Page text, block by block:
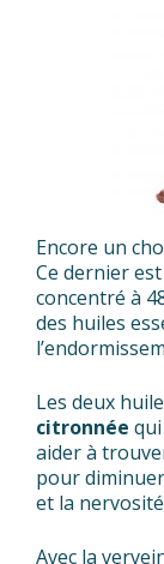
Encore un
Ce dernier
concentré à
des huiles
Les deux
citronnée
aider à
pour
et la
Avec la